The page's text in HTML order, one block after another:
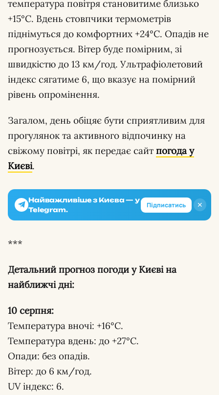
температура повітря становитиме близько
+15°С. Вдень стовпчики термометрів
піднімуться до комфортних +24°С. Опадів не
прогнозується. Вітер буде помірним, зі
швидкістю до 13 км/год. Ультрафіолетовий
індекс сягатиме 6, що вказує на помірний
рівень опромінення.
Загалом, день обіцяє бути сприятливим для
прогулянок та активного відпочинку на
свіжому повітрі, як передає сайт погода у
Києві.
✕
Найважливіше з Києва — у
Telegram.
Підписатись
***
Детальний прогноз погоди у Києві на
найближчі дні:
10 серпня:
Температура вночі: +16°С.
Температура вдень: до +27°С.
Опади: без опадів.
Вітер: до 6 км/год.
UV індекс: 6.